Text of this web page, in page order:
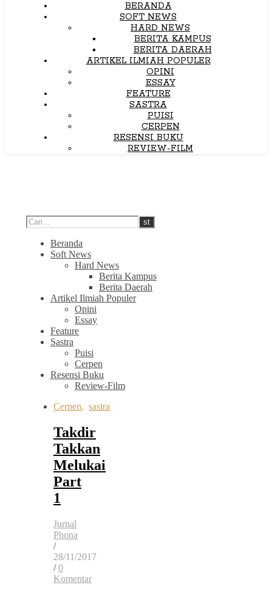
BERANDA
SOFT NEWS
HARD NEWS
BERITA KAMPUS
BERITA DAERAH
ARTIKEL ILMIAH POPULER
OPINI
ESSAY
FEATURE
SASTRA
PUISI
CERPEN
RESENSI BUKU
REVIEW-FILM
Beranda
Soft News
Hard News
Berita Kampus
Berita Daerah
Artikel Ilmiah Populer
Opini
Essay
Feature
Sastra
Puisi
Cerpen
Resensi Buku
Review-Film
Cerpen, sastra
Takdir
Takkan
Melukai
Part
1
Jurnal
Phona
/
28/11/2017
/ 0
Komentar